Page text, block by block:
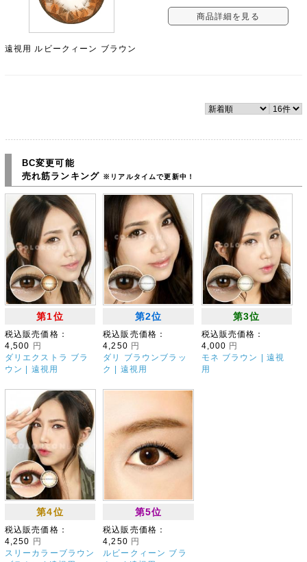
商品詳細を見る
遠視用 ルビークィーン ブラウン
BC変更可能
売れ筋ランキング ※リアルタイムで更新中！
第1位
税込販売価格：
4,500
円
ダリエクストラ ブラ
ウン | 遠視用
第2位
税込販売価格：
4,250 円
ダリ ブラウンブラッ
ク | 遠視用
第3位
税込販売価格：
4,000 円
モネ ブラウン | 遠視
用
第4位
税込販売価格：
4,250
円
スリーカラーブラウン
第5位
税込販売価格：
4,250 円
ルビークィーン ブラ